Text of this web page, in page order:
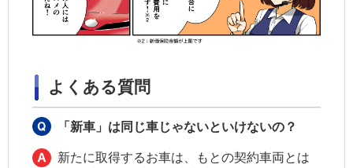
よくある質問
「新車」は同じ車じゃないといけないの？
新たに取得するお車は、もとの契約車両とは